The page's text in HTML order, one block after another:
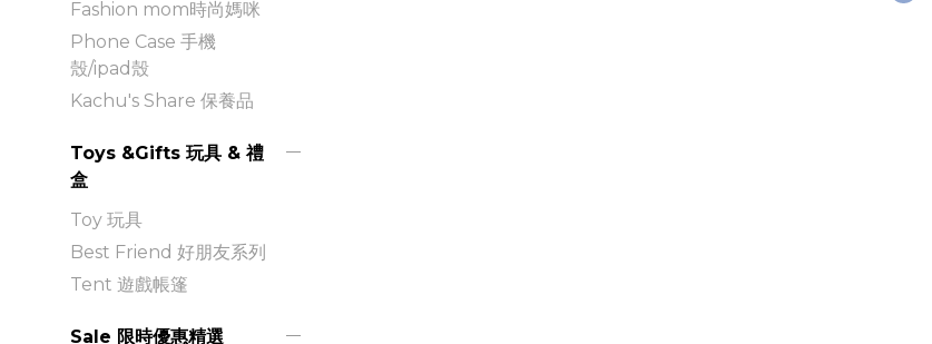
Fashion mom時尚媽咪
Phone Case 手機
殼/ipad殼
Kachu's Share 保養品
Toys &Gifts 玩具 & 禮
盒
Toy 玩具
Best Friend 好朋友系列
Tent 遊戲帳篷
Sale 限時優惠精選